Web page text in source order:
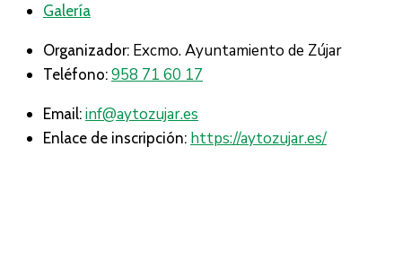
Galería
Organizador: Excmo. Ayuntamiento de Zújar
Teléfono: 958 71 60 17
Email: inf@aytozujar.es
Enlace de inscripción: https://aytozujar.es/